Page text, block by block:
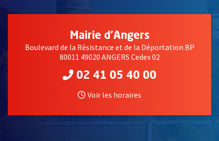
Mairie d'Angers
Boulevard de la Résistance et de la Déportation BP
80011 49020 ANGERS Cedex 02
02 41 05 40 00
Voir les horaires